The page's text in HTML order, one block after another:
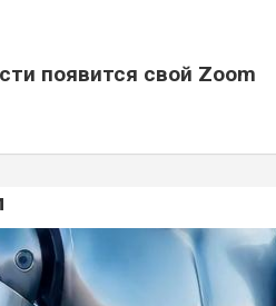
появится свой Zoom